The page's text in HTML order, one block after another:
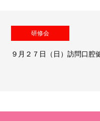
研修会
９月２７日（日）訪問口